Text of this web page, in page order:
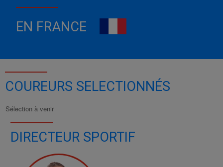
EN FRANCE
COUREURS SELECTIONNÉS
Sélection à venir
DIRECTEUR SPORTIF